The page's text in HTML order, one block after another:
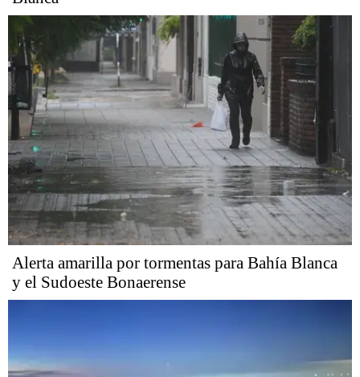
Alerta amarilla por tormentas para Bahía Blanca
y el Sudoeste Bonaerense